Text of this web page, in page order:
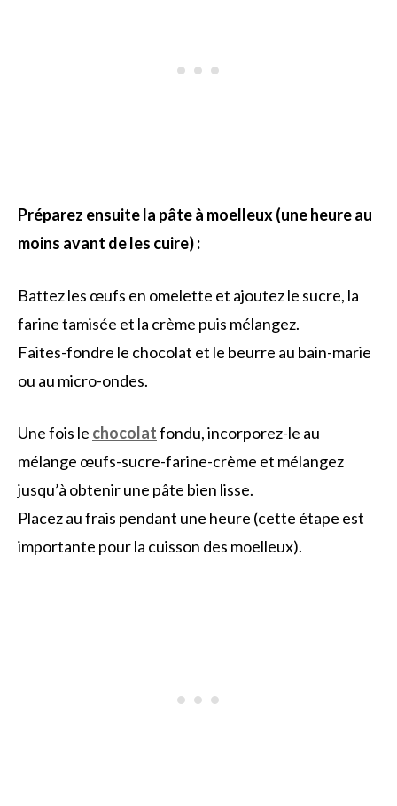
Préparez ensuite la pâte à moelleux (une heure au
moins avant de les cuire) :
Battez les œufs en omelette et ajoutez le sucre, la
farine tamisée et la crème puis mélangez.
Faites-fondre le chocolat et le beurre au bain-marie
ou au micro-ondes.
Une fois le chocolatfondu, incorporez-le au
mélange œufs-sucre-farine-crème et mélangez
jusqu’à obtenir une pâte bien lisse.
Placez au frais pendant une heure (cette étape est
importante pour la cuisson des moelleux).